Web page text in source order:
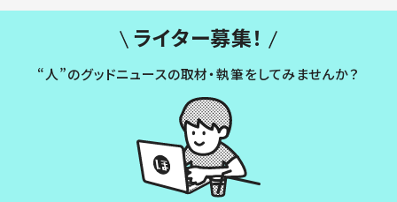
ライター募集！
“人”のグッドニュースの取材・執筆をしてみませんか？